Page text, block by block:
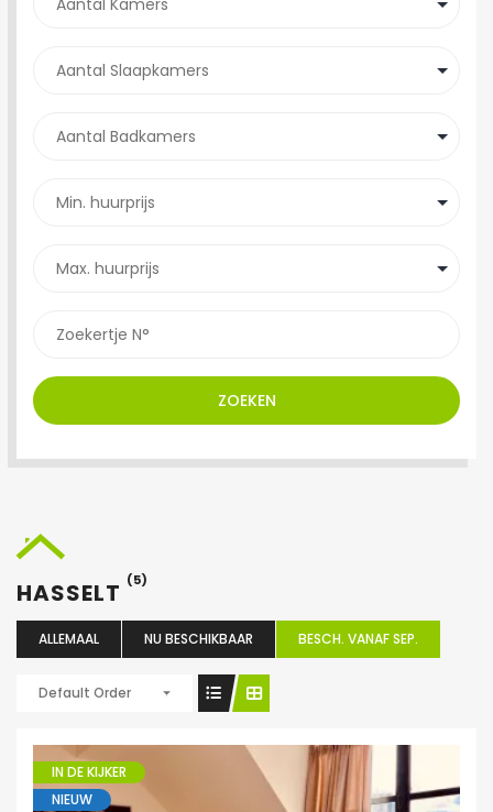
ZOEKEN
HASSELT (5)
ALLEMAAL NU BESCHIKBAAR BESCH. VANAF SEP.
Default Order
IN DE KIJKER
NIEUW